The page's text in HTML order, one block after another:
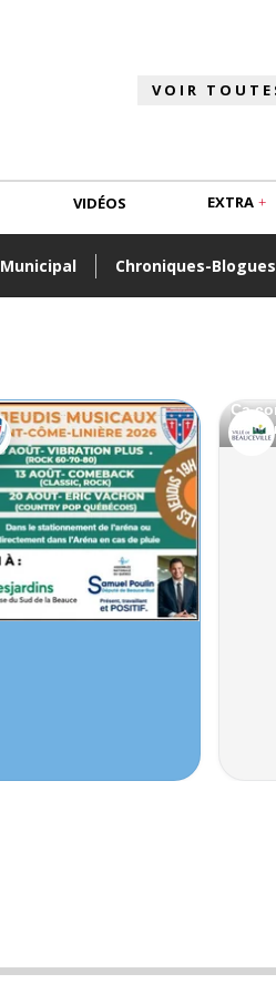
Municipal Chroniques-Blogues
VIDÉOS EXTRA